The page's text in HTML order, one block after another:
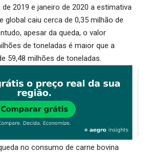
2019 e janeiro de 2020 a estimativa
global caiu cerca de 0,35 milhão de
apesar da queda, o valor
de toneladas é maior que a
59,48 milhões de toneladas.
no consumo de carne bovina